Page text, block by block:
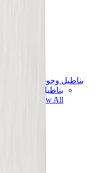
بناطيل وجوغرز وشورتات
بناطيل كروم هارتس
View All